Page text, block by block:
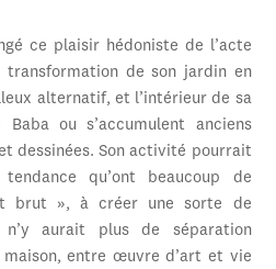
ce plaisir hédoniste de l’acte
de son jardin en
alternatif, et l’intérieur de sa
Baba ou s’accumulent anciens
dessinées. Son activité pourrait
qu’ont beaucoup de
brut », à créer une sorte de
n’y aurait plus de séparation
entre œuvre d’art et vie